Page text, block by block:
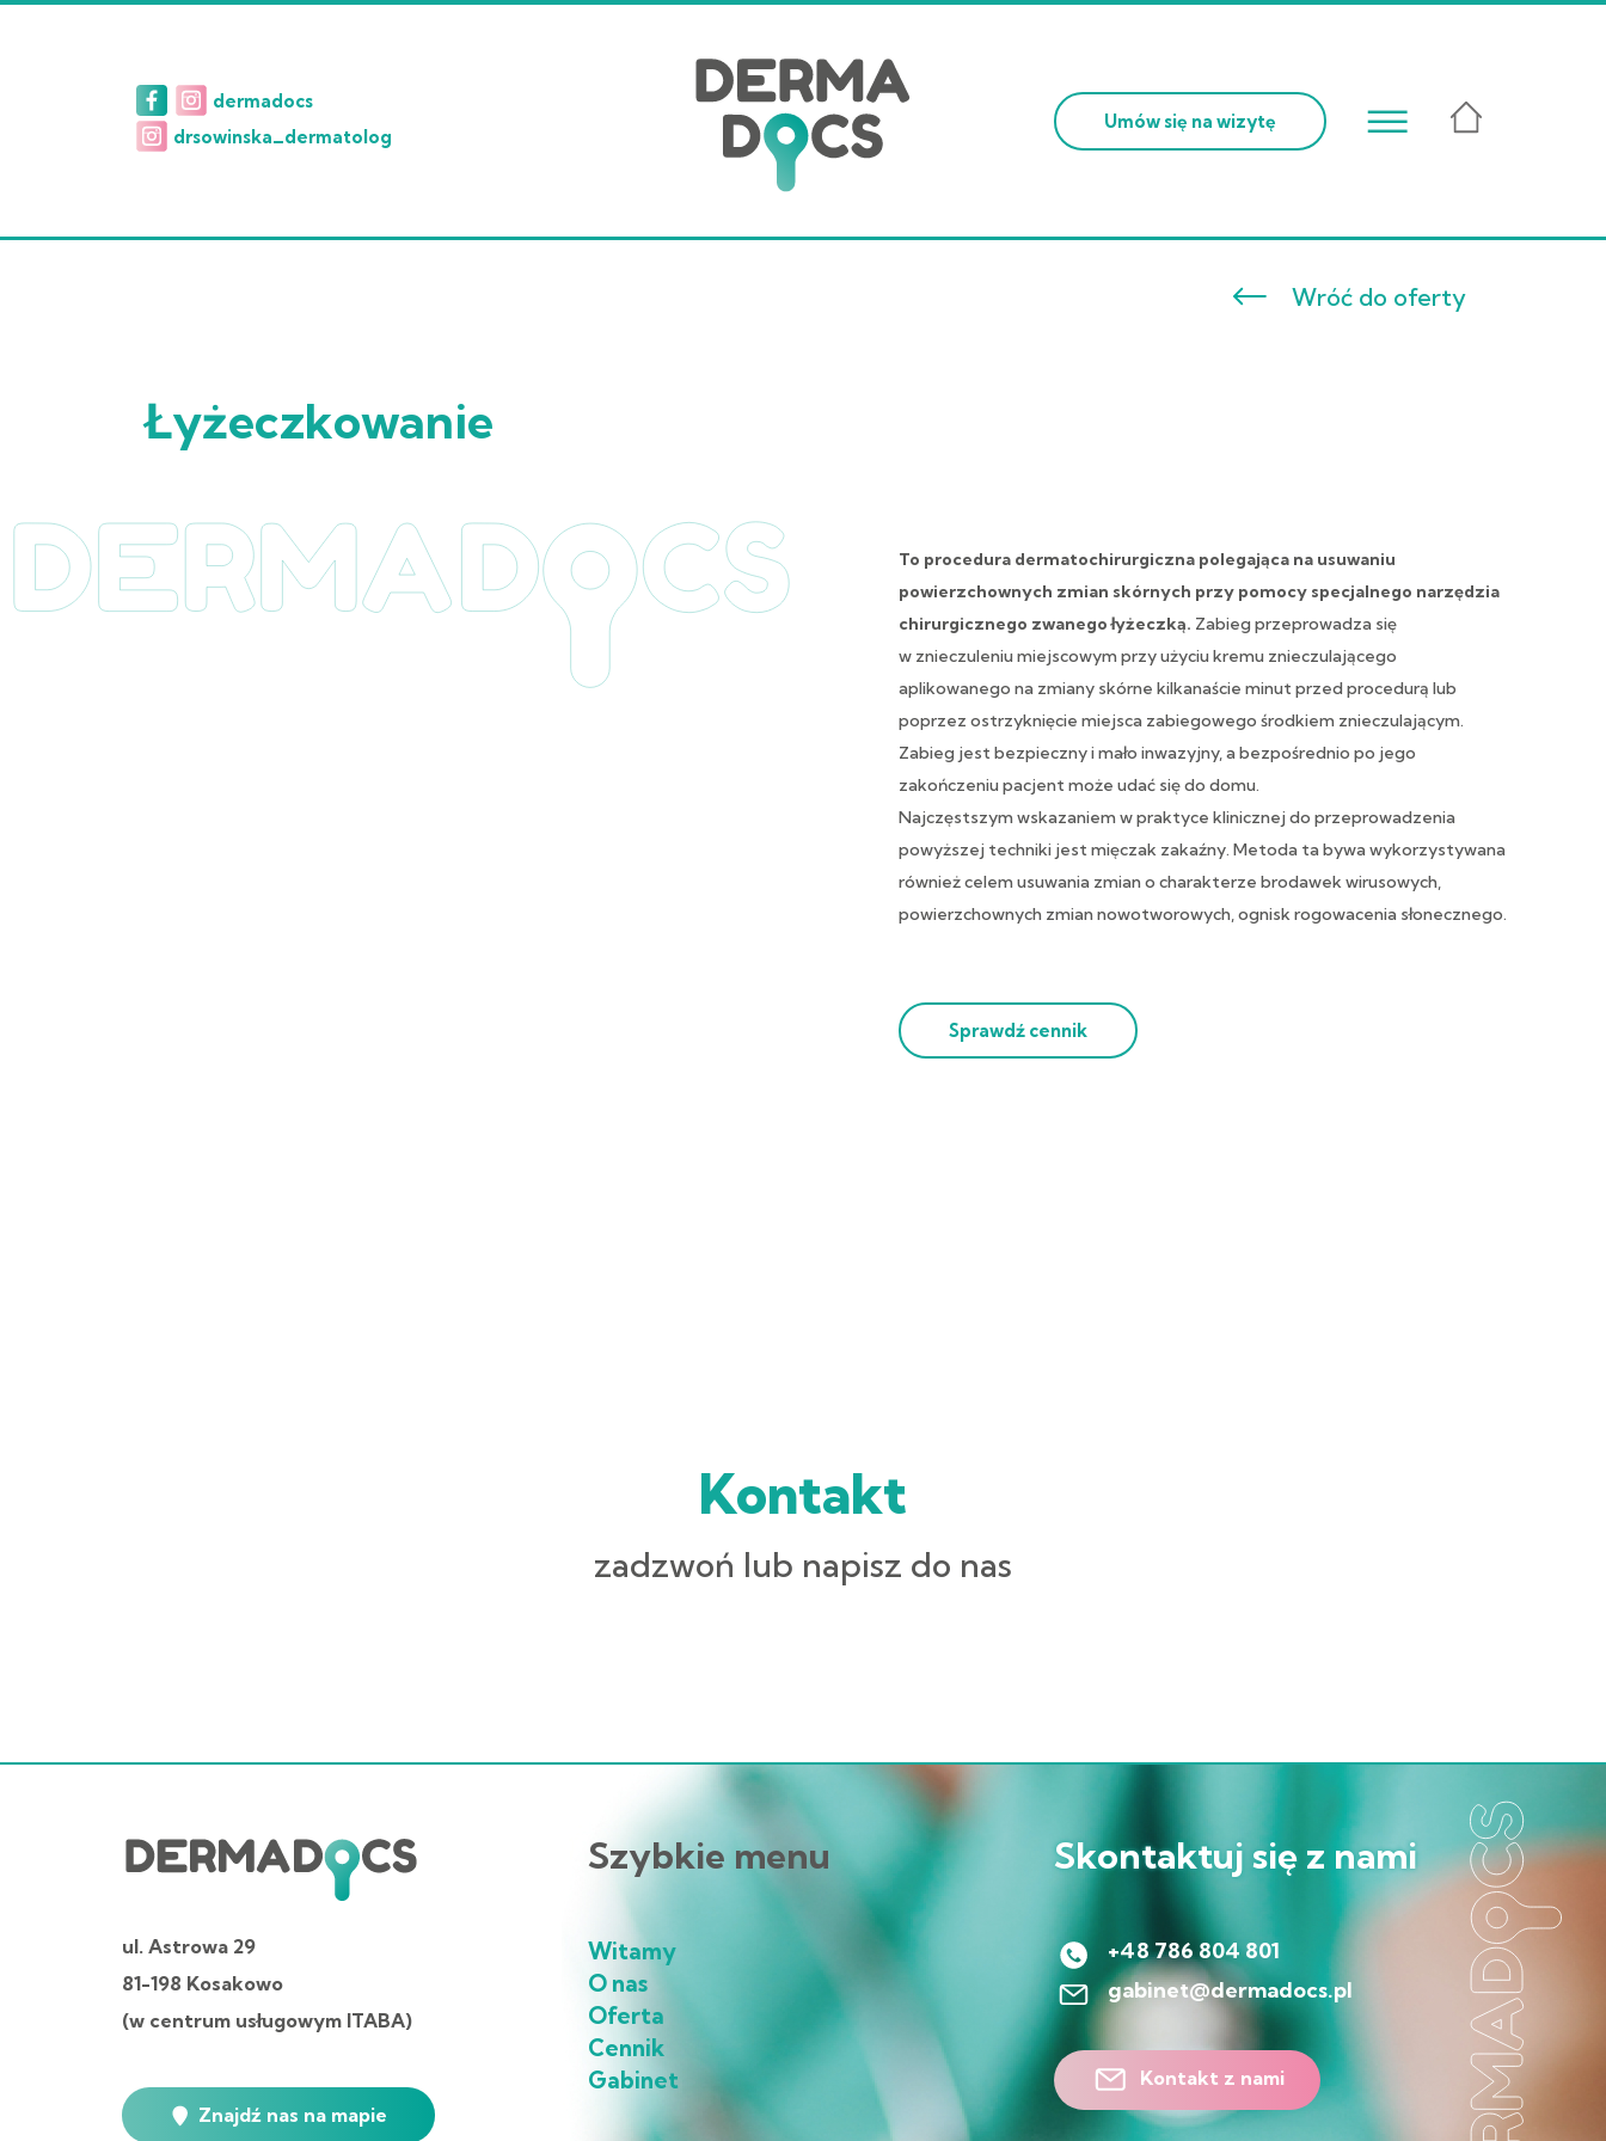
dermadocs
drsowinska_dermatolog
Umów się na wizytę ☰
Wróć do oferty
Łyżeczkowanie
To procedura dermatochirurgiczna polegająca na usuwaniu
powierzchownych zmian skórnych przy pomocy specjalnego narzędzia
chirurgicznego zwanego łyżeczką. Zabieg przeprowadza się
w znieczuleniu miejscowym przy użyciu kremu znieczulającego
aplikowanego na zmiany skórne kilkanaście minut przed procedurą lub
poprzez ostrzyknięcie miejsca zabiegowego środkiem znieczulającym.
Zabieg jest bezpieczny i mało inwazyjny, a bezpośrednio po jego
zakończeniu pacjent może udać się do domu.
Najczęstszym wskazaniem w praktyce klinicznej do przeprowadzenia
powyższej techniki jest mięczak zakaźny. Metoda ta bywa wykorzystywana
również celem usuwania zmian o charakterze brodawek wirusowych,
powierzchownych zmian nowotworowych, ognisk rogowacenia słonecznego.
Sprawdź cennik
Kontakt
zadzwoń lub napisz do nas
ul. Astrowa 29
81-198 Kosakowo
(w centrum usługowym ITABA)
Znajdź nas na mapie
Szybkie menu
Witamy
O nas
Oferta
Cennik
Gabinet
Skontaktuj się z nami
+48 786 804 801
gabinet@dermadocs.pl
Kontakt z nami